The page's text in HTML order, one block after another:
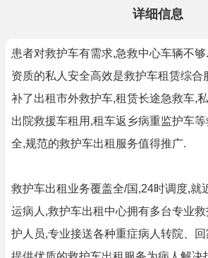
详细信息
患者对救护车有需求,急救中心车辆不
资质的私人安全高效是救护车租赁综合
补了出租市外救护车,租赁长途急救车,
出院救援车租用,租车返乡病重监护车
全,规范的救护车出租服务值得推广.
救护车出租业务覆盖全/国,24时调度,就
运病人,救护车出租中心拥有多台专业
护人员,专业接送各种重症病人转院、